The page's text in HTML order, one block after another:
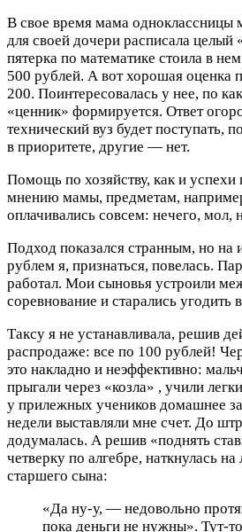
В свое время мама одноклассницы
для своей дочери расписала целый
пятерка по математике стоила в
500 рублей. А вот хорошая оценка
200. Поинтересовалась у нее, по
«ценник» формируется. Ответ
технический вуз будет поступать,
в приоритете, другие — нет.
Помощь по хозяйству, как и
мнению мамы, предметам,
оплачивались совсем: нечего, мол,
Подход показался странным, но на
рублем я, признаться, повелась.
работал. Мои сыновья устроили
соревнование и старались угодить
Таксу я не устанавливала, решив
распродаже: все по 100 рублей!
это накладно и неэффективно:
прыгали через «козла» , учили
у прилежных учеников домашнее
недели выставляли мне счет. До
додумалась. А решив «поднять
четверку по алгебре, наткнулась
старшего сына:
«Да ну-у, — недовольно
пока деньги не нужны». Тут-